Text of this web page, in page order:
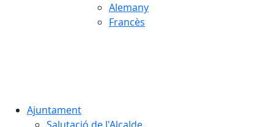
Alemany
Francès
Ajuntament